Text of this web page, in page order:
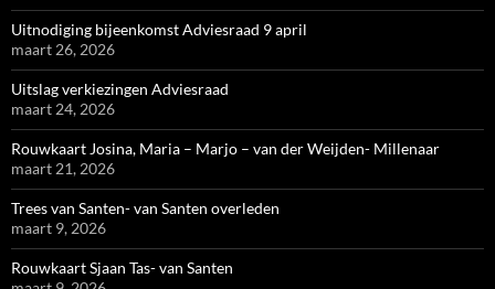
Uitnodiging bijeenkomst Adviesraad 9 april
maart 26, 2026
Uitslag verkiezingen Adviesraad
maart 24, 2026
Rouwkaart Josina, Maria – Marjo – van der Weijden- Millenaar
maart 21, 2026
Trees van Santen- van Santen overleden
maart 9, 2026
Rouwkaart Sjaan Tas- van Santen